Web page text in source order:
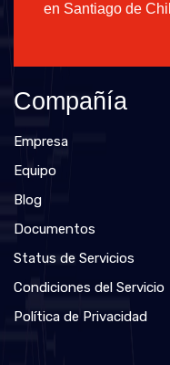
en Santiago de
Compañía
Empresa
Equipo
Blog
Documentos
Status de Servicios
Condiciones del Servicio
Política de Privacidad